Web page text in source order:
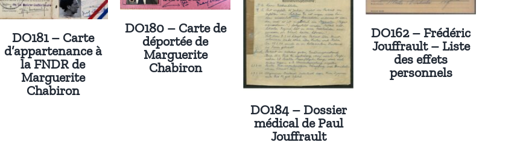
DO181 – Carte
d’appartenance à
la FNDR de
Marguerite
Chabiron
DO180 – Carte de
déportée de
Marguerite
Chabiron
DO184 – Dossier
médical de Paul
Jouffrault
DO162 – Frédéric
Jouffrault – Liste
des effets
personnels